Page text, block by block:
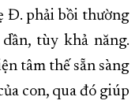
Đ. phải bồi thường
tùy khả năng.
tâm thế sẵn sàng
con, qua đó giúp